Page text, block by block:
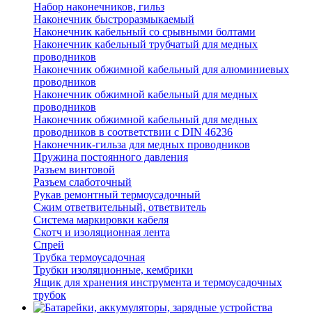
Набор наконечников, гильз
Наконечник быстроразмыкаемый
Наконечник кабельный со срывными болтами
Наконечник кабельный трубчатый для медных
проводников
Наконечник обжимной кабельный для алюминиевых
проводников
Наконечник обжимной кабельный для медных
проводников
Наконечник обжимной кабельный для медных
проводников в соответствии с DIN 46236
Наконечник-гильза для медных проводников
Пружина постоянного давления
Разъем винтовой
Разъем слаботочный
Рукав ремонтный термоусадочный
Сжим ответвительный, ответвитель
Система маркировки кабеля
Скотч и изоляционная лента
Спрей
Трубка термоусадочная
Трубки изоляционные, кембрики
Ящик для хранения инструмента и термоусадочных
трубок